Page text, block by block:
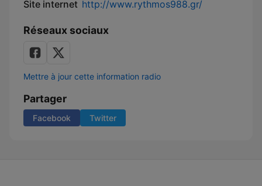
Site internet http://www.rythmos988.gr/
Réseaux sociaux
Mettre à jour cette information radio
Partager
Facebook Twitter